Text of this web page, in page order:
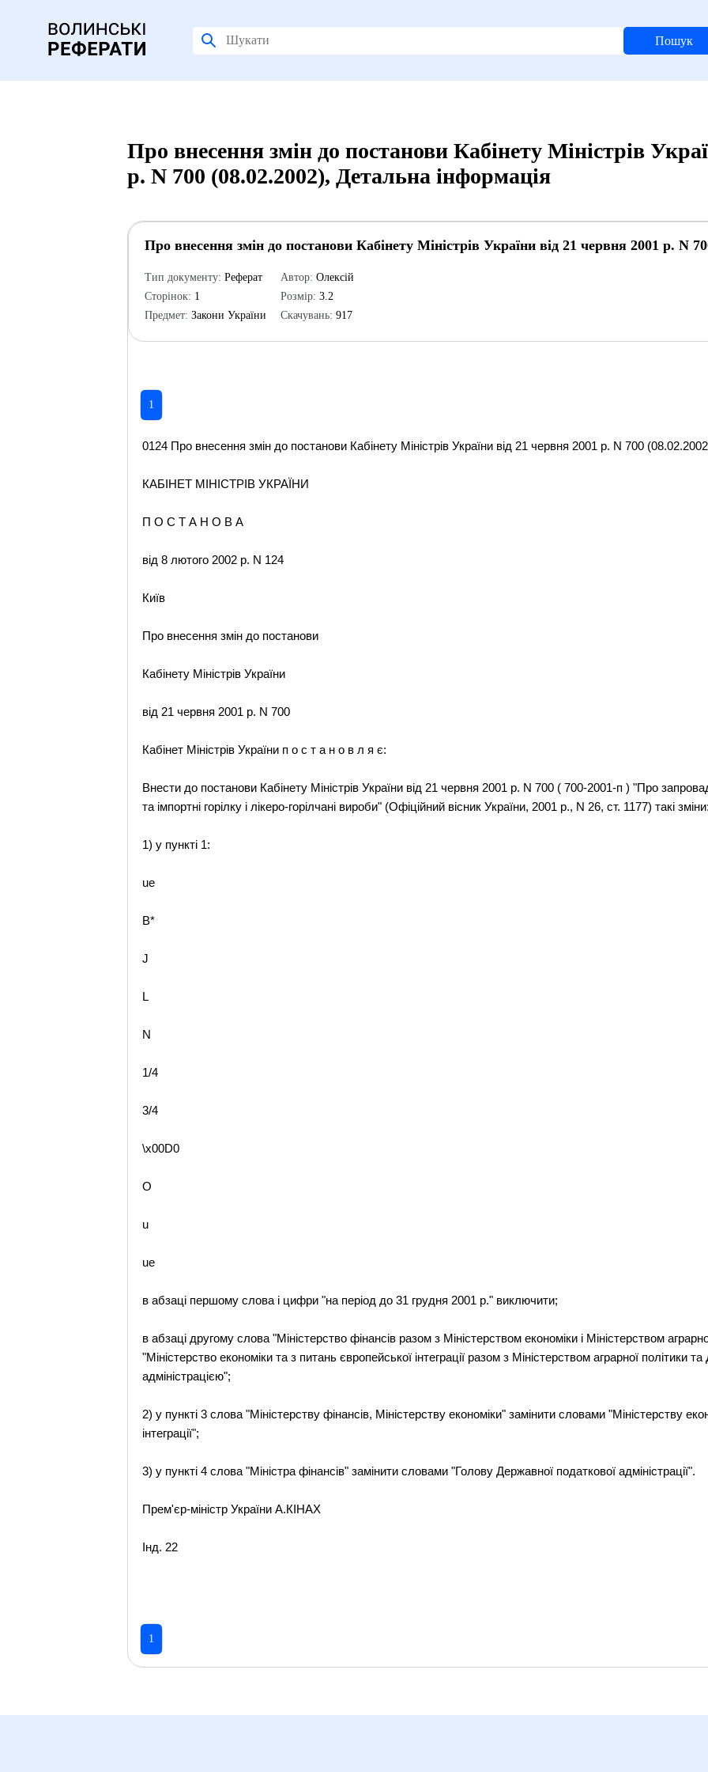
Пошук
Про внесення змін до постанови Кабінету Міністрів
р. N 700 (08.02.2002), Детальна інформація
Про внесення змін до постанови Кабінету Міністрів України від 21 червня 2001 р. N
Тип документу: Реферат
Сторінок: 1
Предмет: Закони України
Автор: Олексій
Розмір: 3.2
Скачувань: 917
1
0124 Про внесення змін до постанови Кабінету Міністрів України від 21 червня 2001 р. N 700
КАБІНЕТ МІНІСТРІВ УКРАЇНИ
П О С Т А Н О В А
від 8 лютого 2002 р. N 124
Київ
Про внесення змін до постанови
Кабінету Міністрів України
від 21 червня 2001 р. N 700
Кабінет Міністрів України п о с т а н о в л я є:
Внести до постанови Кабінету Міністрів України від 21 червня 2001 р. N 700 ( 700-2001-п ) "Про
та імпортні горілку і лікеро-горілчані вироби" (Офіційний вісник України, 2001 р., N 26, ст. 1177) такі
1) у пункті 1:
ue
B*
J
L
N
1/4
3/4
\x00D0
O
u
ue
в абзаці першому слова і цифри "на період до 31 грудня 2001 р." виключити;
в абзаці другому слова "Міністерство фінансів разом з Міністерством економіки і Міністерством
"Міністерство економіки та з питань європейської інтеграції разом з Міністерством аграрної політики
адміністрацією";
2) у пункті 3 слова "Міністерству фінансів, Міністерству економіки" замінити словами "Міністерству
інтеграції";
3) у пункті 4 слова "Міністра фінансів" замінити словами "Голову Державної податкової адміністрації".
Прем'єр-міністр України А.КІНАХ
Інд. 22
1